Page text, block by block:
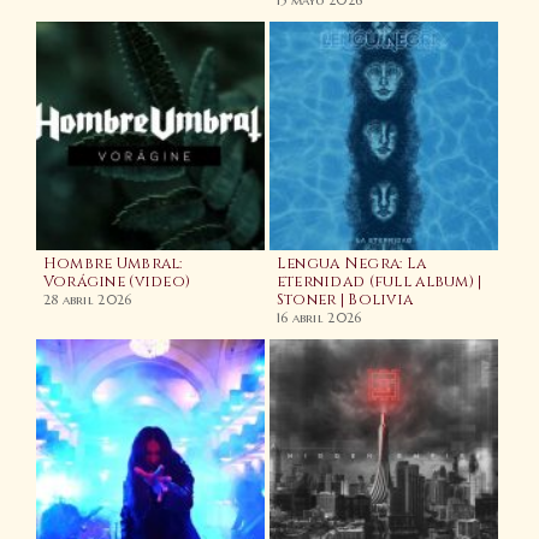
Hombre Umbral:
Vorágine (video)
28 abril 2026
Lengua Negra: La
eternidad (full album) |
Stoner | Bolivia
16 abril 2026